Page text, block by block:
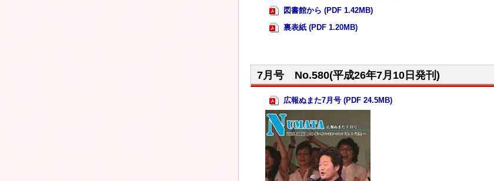
図書館から (PDF 1.42MB)
裏表紙 (PDF 1.20MB)
7月号 No.580(平成26年7月10日発刊)
広報ぬまた7月号 (PDF 24.5MB)